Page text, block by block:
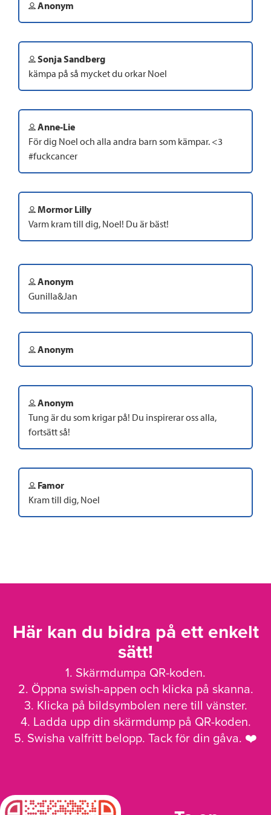
Anonym
Sonja Sandberg
kämpa på så mycket du orkar Noel
Anne-Lie
För dig Noel och alla andra barn som kämpar. <3
#fuckcancer
Mormor Lilly
Varm kram till dig, Noel! Du är bäst!
Anonym
Gunilla&Jan
Anonym
Anonym
Tung är du som krigar på! Du inspirerar oss alla,
fortsätt så!
Famor
Kram till dig, Noel
Här kan du bidra på ett enkelt
sätt!
1. Skärmdumpa QR-koden.
2. Öppna swish-appen och klicka på skanna.
3. Klicka på bildsymbolen nere till vänster.
4. Ladda upp din skärmdump på QR-koden.
5. Swisha valfritt belopp. Tack för din gåva. ❤️